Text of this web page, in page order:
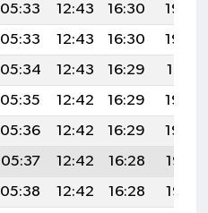
05:33 12:43 16:30
19:43
05:33 12:43 16:30
19:42
05:34 12:43 16:29
19:41
05:35 12:42 16:29
19:40
05:36 12:42 16:29
19:39
05:37 12:42 16:28
19:38
05:38 12:42 16:28
19:37